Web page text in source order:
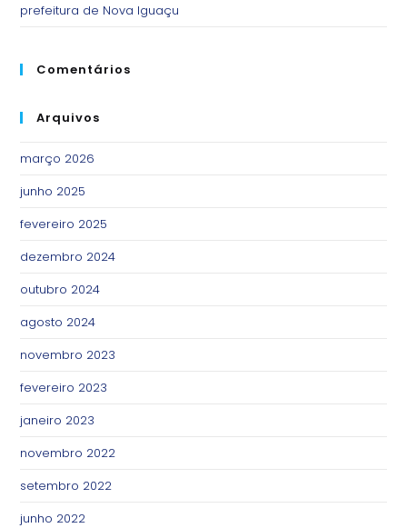
prefeitura de Nova Iguaçu
Comentários
Arquivos
março 2026
junho 2025
fevereiro 2025
dezembro 2024
outubro 2024
agosto 2024
novembro 2023
fevereiro 2023
janeiro 2023
novembro 2022
setembro 2022
junho 2022